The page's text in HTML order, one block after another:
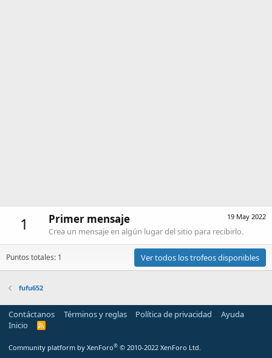
1 19 May 2022
Primer mensaje
Crea un mensaje en algún lugar del sitio para recibirlo.
Puntos totales: 1 Ver todos los trofeos disponibles
fufu652
Contáctanos Términos y reglas Política de privacidad
Ayuda
Inicio
R
Community platform by XenForo® © 2010-2022 XenForo Ltd.